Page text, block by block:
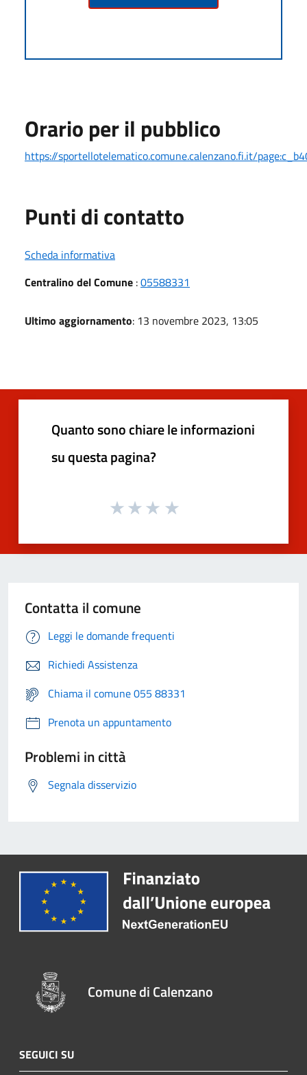
Orario per il pubblico
https://sportellotelematico.comune.calenzano.fi.it/
Punti di contatto
Scheda informativa
Centralino del Comune :05588331
Ultimo aggiornamento: 13 novembre 2023, 13:05
Quanto sono chiare le informazioni
su questa pagina?
Contatta il comune
Leggi le domande frequenti
Richiedi Assistenza
Chiama il comune 055 88331
Prenota un appuntamento
Problemi in città
Segnala disservizio
Comune di Calenzano
SEGUICI SU